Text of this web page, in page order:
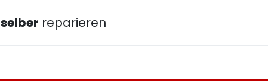
selber reparieren